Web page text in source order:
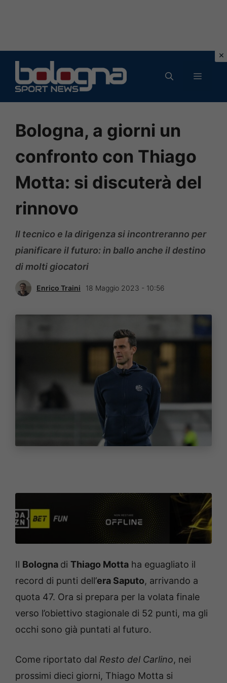
contenuto
MENU
Bologna, a giorni un
confronto con Thiago
Motta: si discuterà del
rinnovo
Il tecnico e la dirigenza si incontreranno per
pianificare il futuro: in ballo anche il destino
di molti giocatori
Enrico Traini 18 Maggio 2023 - 10:56
Il Bologna di Thiago Motta ha eguagliato il
record di punti dell’era Saputo, arrivando a
quota 47. Ora si prepara per la volata finale
verso l’obiettivo stagionale di 52 punti, ma gli
occhi sono già puntati al futuro.
Come riportato dal Resto del Carlino, nei
prossimi dieci giorni, Thiago Motta si